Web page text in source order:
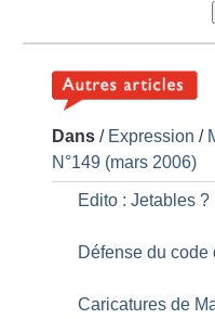
Dans / Expression /
N°149 (mars 2006)
Edito : Jetables ?
Défense du code
Caricatures de